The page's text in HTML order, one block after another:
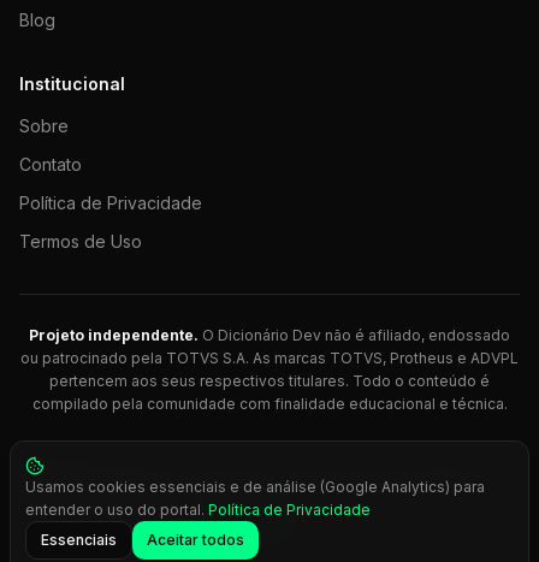
Blog
Institucional
Sobre
Contato
Política de Privacidade
Termos de Uso
Projeto independente. O Dicionário Dev não é afiliado, endossado
ou patrocinado pela TOTVS S.A. As marcas TOTVS, Protheus e ADVPL
pertencem aos seus respectivos titulares. Todo o conteúdo é
compilado pela comunidade com finalidade educacional e técnica.
© 2026 Dicionário Dev. Feito com 💚 para desenvolvedores
Protheus.
Press Ctrl+K
Usamos cookies essenciais e de análise (Google Analytics) para
entender o uso do portal. Política de Privacidade
Essenciais
Aceitar todos